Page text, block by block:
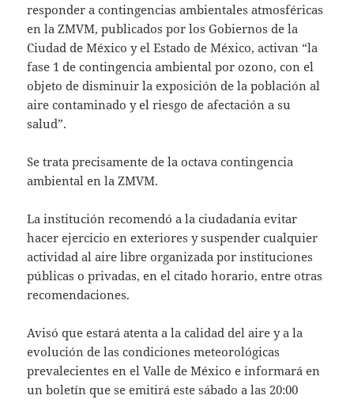
responder a contingencias ambientales atmosféricas
en la ZMVM, publicados por los Gobiernos de la
Ciudad de México y el Estado de México, activan “la
fase 1 de contingencia ambiental por ozono, con el
objeto de disminuir la exposición de la población al
aire contaminado y el riesgo de afectación a su
salud”.
Se trata precisamente de la octava contingencia
ambiental en la ZMVM.
La institución recomendó a la ciudadanía evitar
hacer ejercicio en exteriores y suspender cualquier
actividad al aire libre organizada por instituciones
públicas o privadas, en el citado horario, entre otras
recomendaciones.
Avisó que estará atenta a la calidad del aire y a la
evolución de las condiciones meteorológicas
prevalecientes en el Valle de México e informará en
un boletín que se emitirá este sábado a las 20:00